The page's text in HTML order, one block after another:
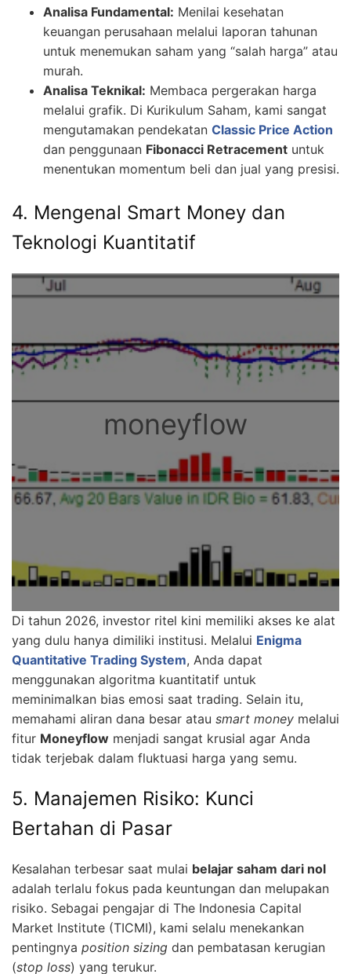
Analisa Fundamental: Menilai kesehatan
keuangan perusahaan melalui laporan tahunan
untuk menemukan saham yang “salah harga” atau
murah.
Analisa Teknikal: Membaca pergerakan harga
melalui grafik. Di Kurikulum Saham, kami sangat
mengutamakan pendekatan Classic Price Action
dan penggunaan Fibonacci Retracement untuk
menentukan momentum beli dan jual yang presisi.
4. Mengenal Smart Money dan
Teknologi Kuantitatif
moneyflow
Di tahun 2026, investor ritel kini memiliki akses ke alat
yang dulu hanya dimiliki institusi. Melalui Enigma
Quantitative Trading System, Anda dapat
menggunakan algoritma kuantitatif untuk
meminimalkan bias emosi saat trading. Selain itu,
memahami aliran dana besar atau smart money melalui
fitur Moneyflow menjadi sangat krusial agar Anda
tidak terjebak dalam fluktuasi harga yang semu.
5. Manajemen Risiko: Kunci
Bertahan di Pasar
Kesalahan terbesar saat mulai belajar saham dari nol
adalah terlalu fokus pada keuntungan dan melupakan
risiko. Sebagai pengajar di The Indonesia Capital
Market Institute (TICMI), kami selalu menekankan
pentingnya position sizing dan pembatasan kerugian
(stop loss) yang terukur.